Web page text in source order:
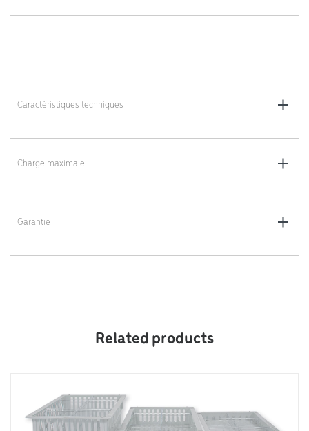
Caractéristiques techniques
Dimensions : 72 x 46 x 93 cm
Poids : 7,2 kg
Charge maximale
150 kg
Garantie
2 ans
Related products